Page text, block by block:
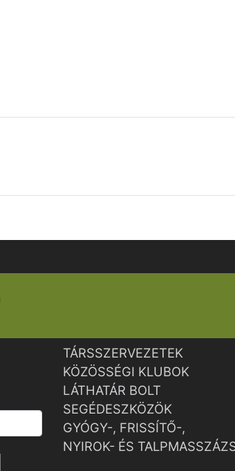
TÁRSSZERVEZETEK
KÖZÖSSÉGI KLUBOK
LÁTHATÁR BOLT
SEGÉDESZKÖZÖK
GYÓGY-, FRISSÍTŐ-,
NYIROK- ÉS